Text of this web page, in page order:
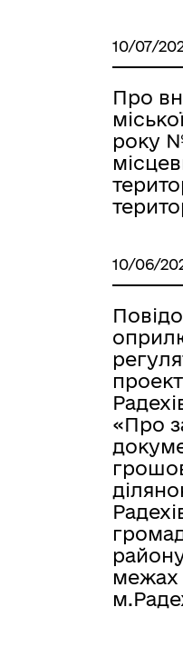
10/07/
Про
року
10/06/
«Про
межах